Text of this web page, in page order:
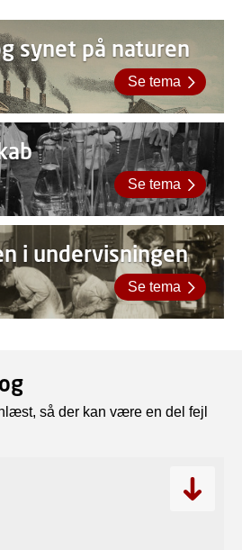
synet på naturen
Se tema
Se tema
i undervisningen
Se tema
så der kan være en del fejl